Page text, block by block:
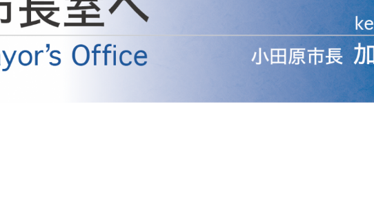
防災・安全
デジタル推進課
市税総務課
市民税課